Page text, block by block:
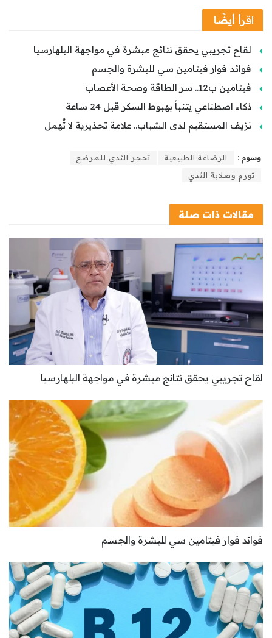
اقرأ أيضًا
لقاح تجريبي يحقق نتائج مبشرة في مواجهة البلهارسيا
فوائد فوار فيتامين سي للبشرة والجسم
فيتامين ب12.. سر الطاقة وصحة الأعصاب
ذكاء اصطناعي يتنبأ بهبوط السكر قبل 24 ساعة
نزيف المستقيم لدى الشباب.. علامة تحذيرية لا تُهمل
وسوم : الرضاعة الطبيعية
تحجر الثدي للمرضع
تورم وصلابة الثدي
مقالات ذات صلة
لقاح تجريبي يحقق نتائج مبشرة في مواجهة البلهارسيا
فوائد فوار فيتامين سي للبشرة والجسم